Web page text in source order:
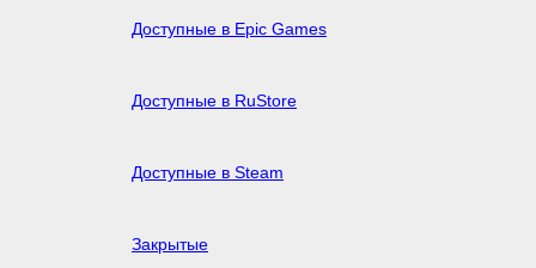
Доступные в Epic Games
Доступные в RuStore
Доступные в Steam
Закрытые